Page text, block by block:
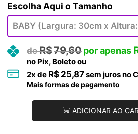
Tamanho
R$79,60
no Pix, Boleto ou
2x de R$ 25,87sem juros no
Mais formas de pagamento
ADICIONAR AO